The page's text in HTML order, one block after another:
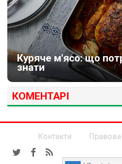
Куряче м'ясо: що
знати
КОМЕНТАРІ
Контакти Правова